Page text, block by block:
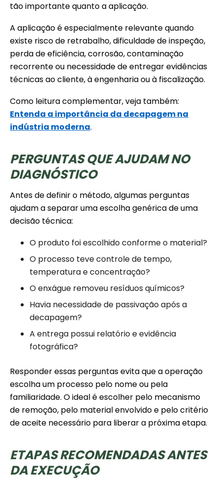
tão importante quanto a aplicação.
A aplicação é especialmente relevante quando
existe risco de retrabalho, dificuldade de inspeção,
perda de eficiência, corrosão, contaminação
recorrente ou necessidade de entregar evidências
técnicas ao cliente, à engenharia ou à fiscalização.
Como leitura complementar, veja também:
Entenda a importância da decapagem na
indústria moderna.
PERGUNTAS QUE AJUDAM NO
DIAGNÓSTICO
Antes de definir o método, algumas perguntas
ajudam a separar uma escolha genérica de uma
decisão técnica:
O produto foi escolhido conforme o material?
O processo teve controle de tempo,
temperatura e concentração?
O enxágue removeu resíduos químicos?
Havia necessidade de passivação após a
decapagem?
A entrega possui relatório e evidência
fotográfica?
Responder essas perguntas evita que a operação
escolha um processo pelo nome ou pela
familiaridade. O ideal é escolher pelo mecanismo
de remoção, pelo material envolvido e pelo critério
de aceite necessário para liberar a próxima etapa.
ETAPAS RECOMENDADAS ANTES
DA EXECUÇÃO